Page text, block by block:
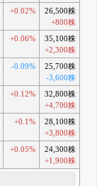
+0.02%
26,500株
+800株
+0.06%
35,100株
+2,300株
-0.09%
25,700株
-3,600株
+0.12%
32,800株
+4,700株
+0.1%
28,100株
+3,800株
+0.05%
24,300株
+1,900株